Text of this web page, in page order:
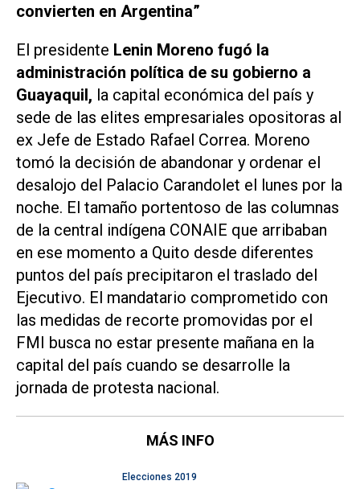
convierten en Argentina”
El presidente Lenin Moreno fugó la
administración política de su gobierno a
Guayaquil, la capital económica del país y
sede de las elites empresariales opositoras al
ex Jefe de Estado Rafael Correa. Moreno
tomó la decisión de abandonar y ordenar el
desalojo del Palacio Carandolet el lunes por la
noche. El tamaño portentoso de las columnas
de la central indígena CONAIE que arribaban
en ese momento a Quito desde diferentes
puntos del país precipitaron el traslado del
Ejecutivo. El mandatario comprometido con
las medidas de recorte promovidas por el
FMI busca no estar presente mañana en la
capital del país cuando se desarrolle la
jornada de protesta nacional.
MÁS INFO
Elecciones 2019